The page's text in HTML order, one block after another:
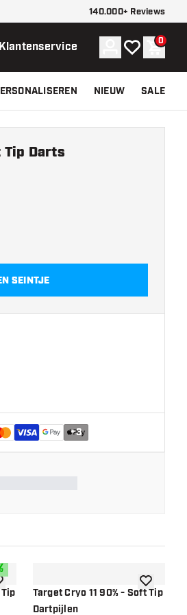
140.000+ Reviews
Klantenservice Account
Mijn 0
NIEUW SALE
Tip Darts
SEINTJE
+3
aan verlanglijst
Target Cryo 11 90% - Soft Tip
Dartpijlen